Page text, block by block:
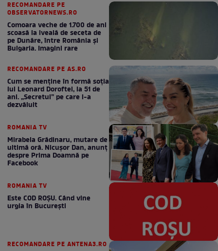
RECOMANDARE PE
OBSERVATORNEWS.RO
Comoara veche de 1.700 de ani
scoasă la iveală de seceta de
pe Dunăre, între România şi
Bulgaria. Imagini rare
RECOMANDARE PE AS.RO
Cum se menţine în formă soţia
lui Leonard Doroftei, la 51 de
ani. „Secretul” pe care l-a
dezvăluit
ROMANIA TV
Mirabela Grădinaru, mutare de
ultimă oră. Nicuşor Dan, anunţ
despre Prima Doamnă pe
Facebook
ROMANIA TV
Este COD ROŞU. Când vine
urgia în Bucureşti
RECOMANDARE PE ANTENA3.RO